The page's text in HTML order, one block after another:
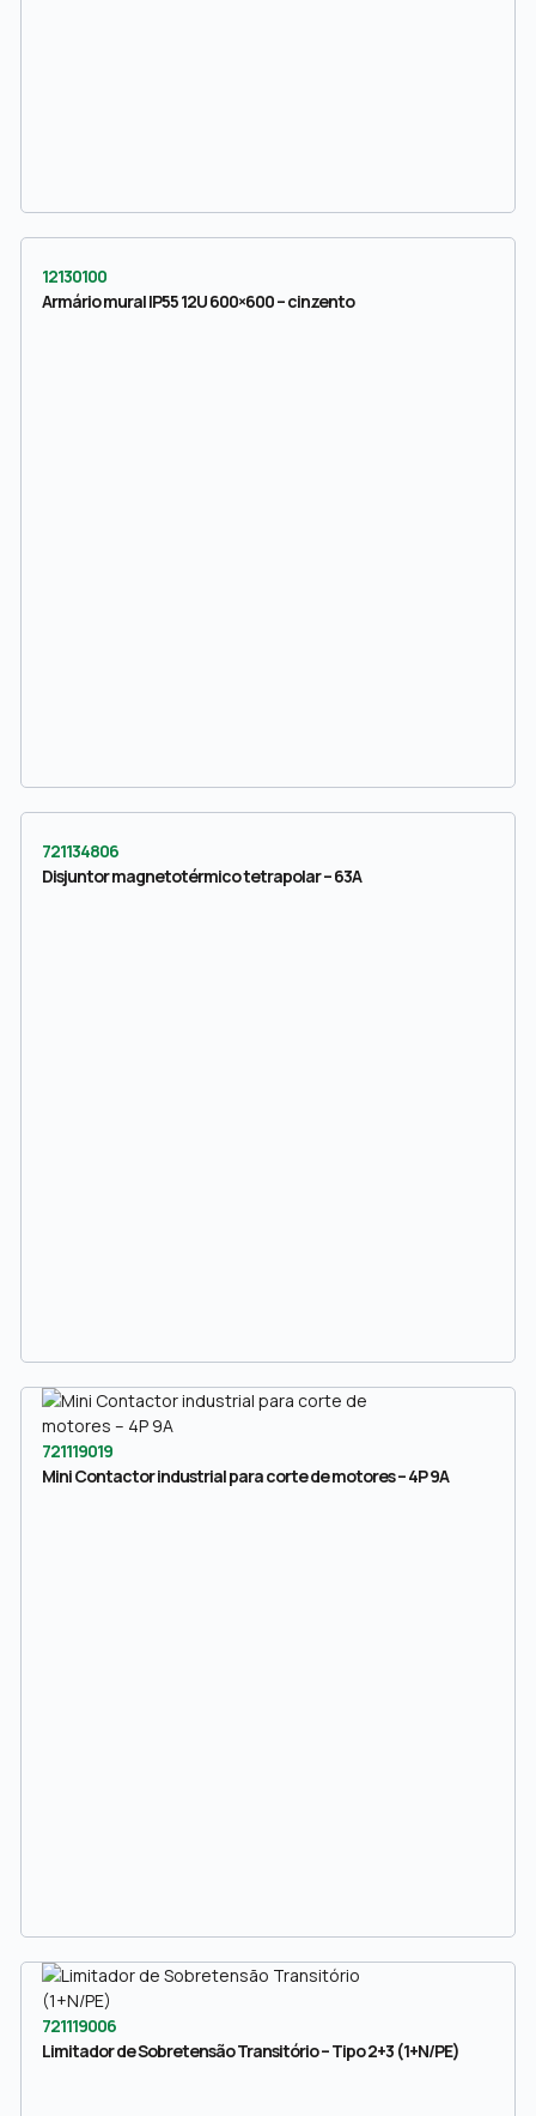
12130100
Armário mural IP55 12U 600×600 – cinzento
721134806
Disjuntor magnetotérmico tetrapolar – 63A
721119019
Mini Contactor industrial para corte de motores – 4P 9A
721119006
Limitador de Sobretensão Transitório – Tipo 2+3 (1+N/PE)